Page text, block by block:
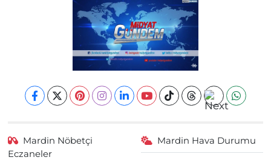
Mardin Nöbetçi
Eczaneler
Mardin Hava Durumu